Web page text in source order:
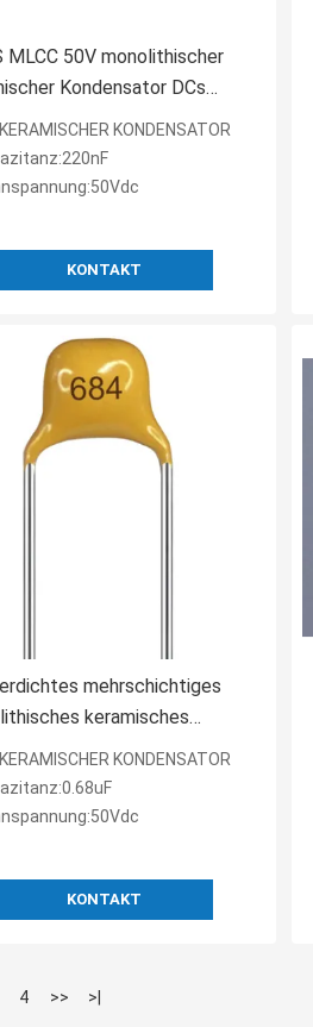
MLCC 50V monolithischer
Kondensator DCs
KONDENSATOR
KONTAKT
mehrschichtiges
keramisches
Rostschutzmittel des
MLCC
KONDENSATOR
KONTAKT
4 >> >|